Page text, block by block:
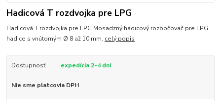
Hadicová T rozdvojka pre LPG
Hadicová T rozdvojka pre LPG Mosadzný hadicový rozbočovač pre LPG
hadice s vnútorným Ø 8 až 10 mm. celý popis
Dostupnosť expedícia 2-4 dní
Nie sme platcovia DPH